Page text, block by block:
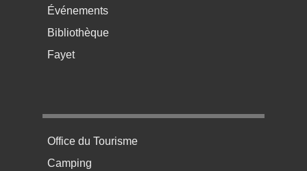
Événements
Bibliothèque
Fayet
Menu pratique bas de page 4
Office du Tourisme
Camping